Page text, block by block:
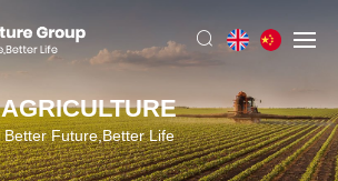
AGRICULTURE
Better Future,Better Life